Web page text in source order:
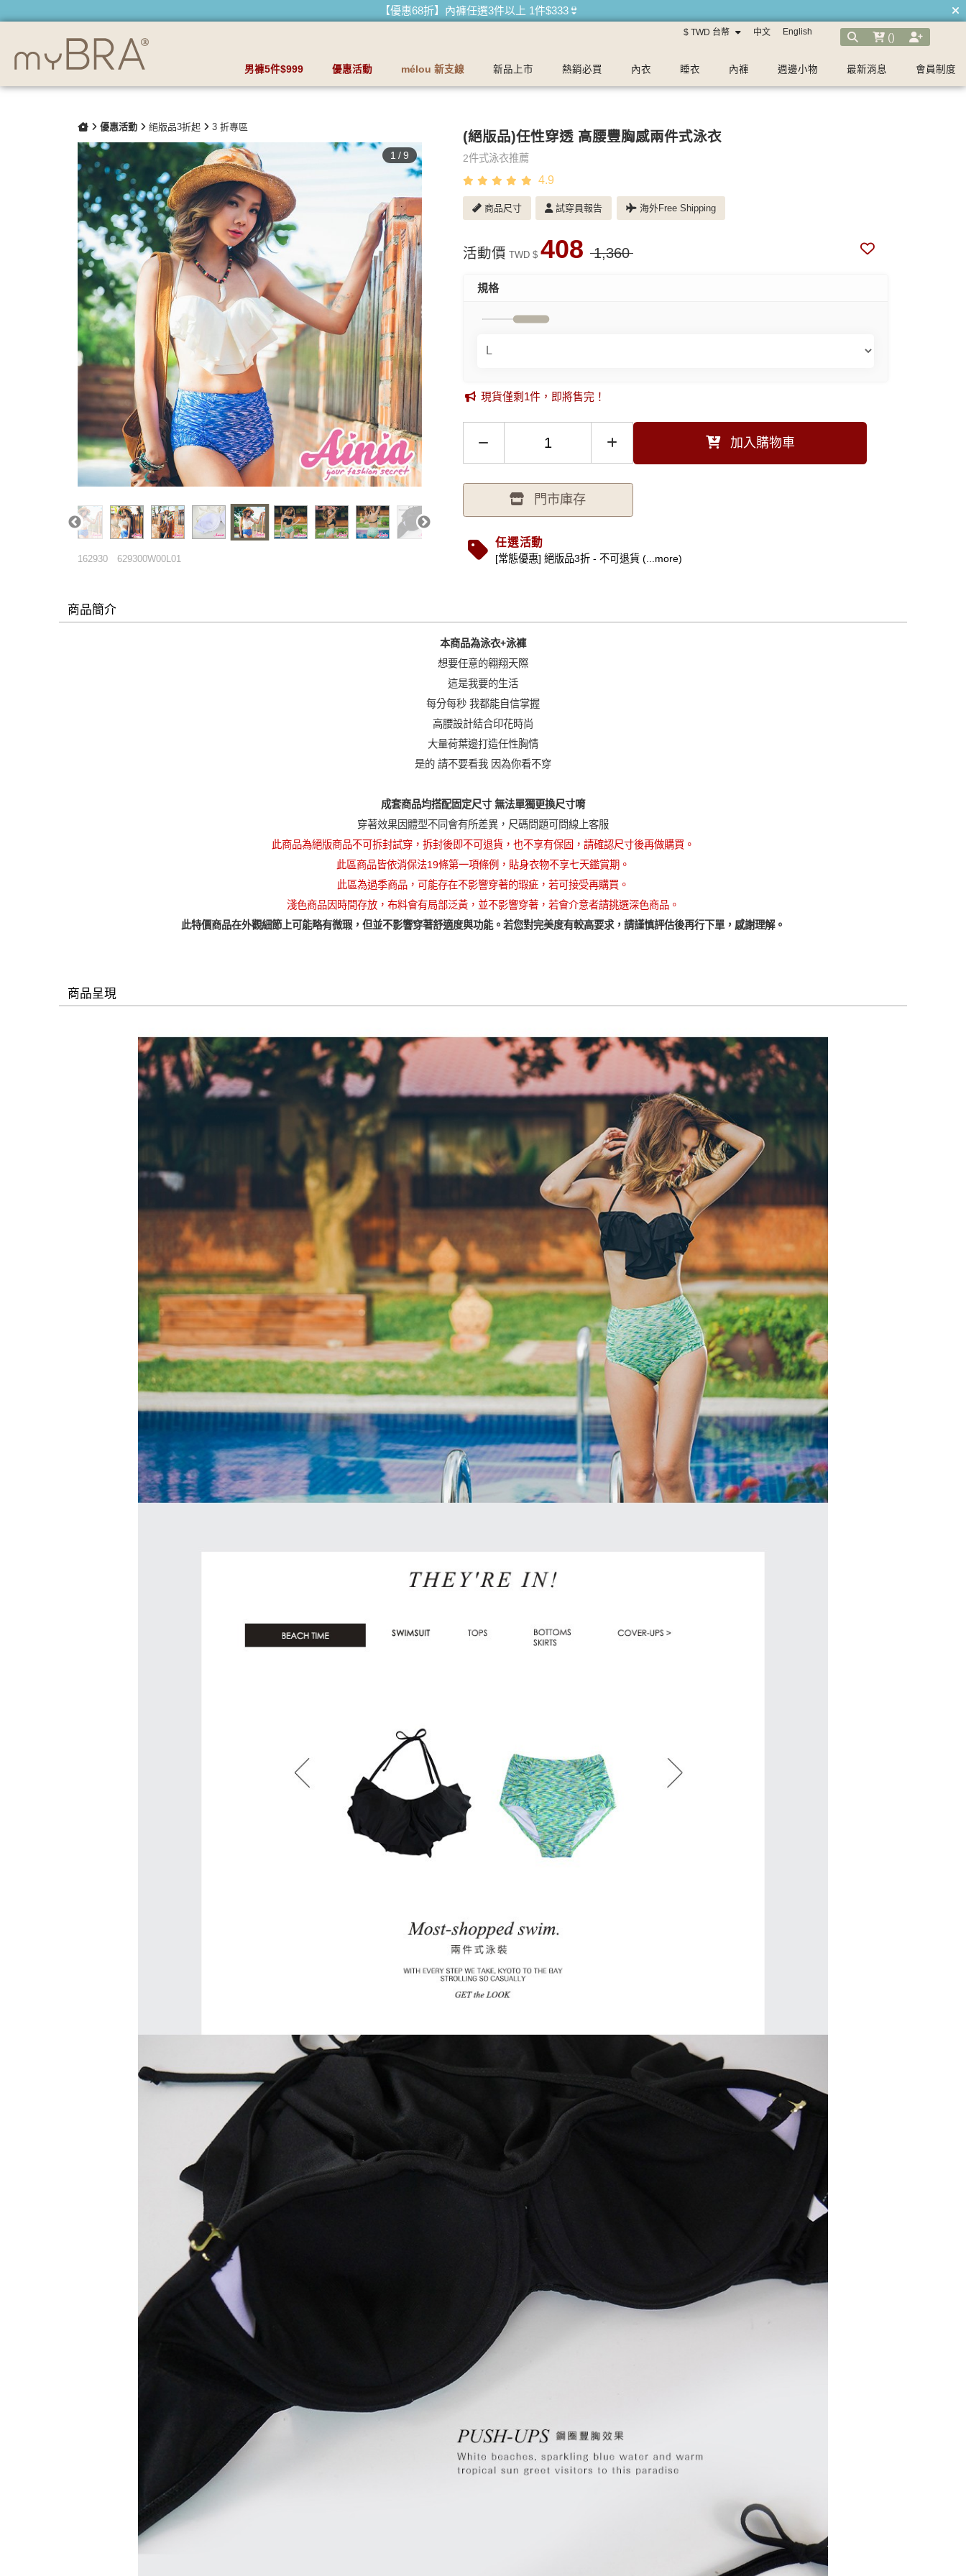
【優惠68折】內褲任選3件以上 1件$333👙
【夏日滿額贈】把衣物壓縮收納袋回家 🌞
$ TWD 台幣 中文 English ()
男褲5件$999 優惠活動 mélou 新支線 新品上市 熱銷必買 內衣 睡衣 內褲 週邊小物 最新消息 會員制度
優惠活動 絕版品3折起 3 折專區
1 /9
162930 629300W00L01
(絕版品)任性穿透 高腰豐胸感兩件式泳衣
2件式泳衣推薦
4.9
商品尺寸 試穿員報告 海外Free Shipping
活動價 TWD $ 408 1,360
規格
現貨僅剩1件，即將售完！
加入購物車
門市庫存
任選活動
[常態優惠] 絕版品3折 - 不可退貨 (...more)
返回
商品簡介
本商品為泳衣+泳褲
想要任意的翱翔天際
這是我要的生活
每分每秒 我都能自信掌握
高腰設計結合印花時尚
大量荷葉邊打造任性胸情
是的 請不要看我 因為你看不穿
成套商品均搭配固定尺寸 無法單獨更換尺寸唷
穿著效果因體型不同會有所差異，尺碼問題可問線上客服
此商品為絕版商品不可拆封試穿，拆封後即不可退貨，也不享有保固，請確認尺寸後再做購買。
此區商品皆依消保法19條第一項條例，貼身衣物不享七天鑑賞期。
此區為過季商品，可能存在不影響穿著的瑕疵，若可接受再購買。
淺色商品因時間存放，布料會有局部泛黃，並不影響穿著，若會介意者請挑選深色商品。
此特價商品在外觀細節上可能略有微瑕，但並不影響穿著舒適度與功能。若您對完美度有較高要求，請謹慎評估後再行下單，感謝理解。
商品呈現